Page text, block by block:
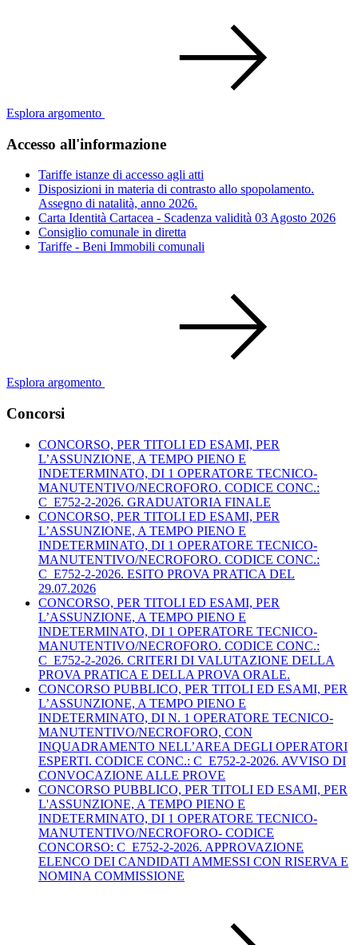
Esplora argomento
Accesso all'informazione
Tariffe istanze di accesso agli atti
Disposizioni in materia di contrasto allo spopolamento.
Assegno di natalità, anno 2026.
Carta Identità Cartacea - Scadenza validità 03 Agosto 2026
Consiglio comunale in diretta
Tariffe - Beni Immobili comunali
Esplora argomento
Concorsi
CONCORSO, PER TITOLI ED ESAMI, PER
L’ASSUNZIONE, A TEMPO PIENO E
INDETERMINATO, DI 1 OPERATORE TECNICO-
MANUTENTIVO/NECROFORO. CODICE CONC.:
C_E752-2-2026. GRADUATORIA FINALE
CONCORSO, PER TITOLI ED ESAMI, PER
L’ASSUNZIONE, A TEMPO PIENO E
INDETERMINATO, DI 1 OPERATORE TECNICO-
MANUTENTIVO/NECROFORO. CODICE CONC.:
C_E752-2-2026. ESITO PROVA PRATICA DEL
29.07.2026
CONCORSO, PER TITOLI ED ESAMI, PER
L’ASSUNZIONE, A TEMPO PIENO E
INDETERMINATO, DI 1 OPERATORE TECNICO-
MANUTENTIVO/NECROFORO. CODICE CONC.:
C_E752-2-2026. CRITERI DI VALUTAZIONE DELLA
PROVA PRATICA E DELLA PROVA ORALE.
CONCORSO PUBBLICO, PER TITOLI ED ESAMI, PER
L’ASSUNZIONE, A TEMPO PIENO E
INDETERMINATO, DI N. 1 OPERATORE TECNICO-
MANUTENTIVO/NECROFORO, CON
INQUADRAMENTO NELL’AREA DEGLI OPERATORI
ESPERTI. CODICE CONC.: C_E752-2-2026. AVVISO DI
CONVOCAZIONE ALLE PROVE
CONCORSO PUBBLICO, PER TITOLI ED ESAMI, PER
L'ASSUNZIONE, A TEMPO PIENO E
INDETERMINATO, DI 1 OPERATORE TECNICO-
MANUTENTIVO/NECROFORO- CODICE
CONCORSO: C_E752-2-2026. APPROVAZIONE
ELENCO DEI CANDIDATI AMMESSI CON RISERVA E
NOMINA COMMISSIONE